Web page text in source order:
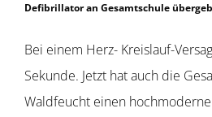
Defibrillator an Gesamtschule
Bei einem Herz- Kreislauf-
Sekunde. Jetzt hat auch die
Waldfeucht einen